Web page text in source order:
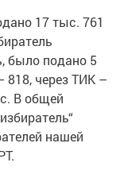
17 тыс. 761
было подано 5
через ТИК –
В общей
нашей